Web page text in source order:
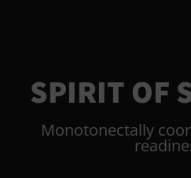
SPIRIT OF
Monotonectally